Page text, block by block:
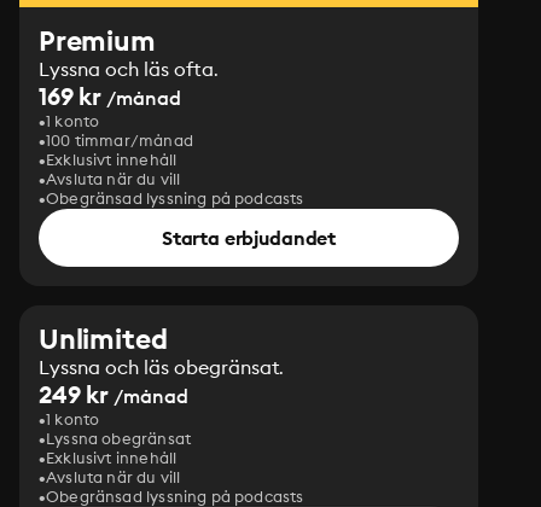
Premium
Lyssna och läs ofta.
169 kr /månad
1 konto
100 timmar/månad
Exklusivt innehåll
Avsluta när du vill
Obegränsad lyssning på podcasts
Starta erbjudandet
Unlimited
Lyssna och läs obegränsat.
249 kr /månad
1 konto
Lyssna obegränsat
Exklusivt innehåll
Avsluta när du vill
Obegränsad lyssning på podcasts